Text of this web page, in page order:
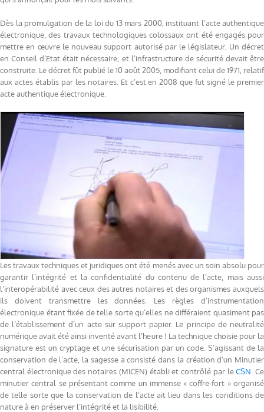
Dès la promulgation de la loi du 13 mars 2000, instituant l’acte authentique
électronique, des travaux technologiques colossaux ont été engagés pour
mettre en œuvre le nouveau support autorisé par le législateur. Un décret
en Conseil d’Etat était nécessaire, et l’infrastructure de sécurité devait être
construite. Le décret fût publié le 10 août 2005, modifiant celui de 1971, relatif
aux actes établis par les notaires. Et c’est en 2008 que fut signé le premier
acte authentique électronique.
Les travaux techniques et juridiques ont été menés avec un soin absolu pour
garantir l’intégrité et la confidentialité du contenu de l’acte, mais aussi
l’interopérabilité avec ceux des autres notaires et des organismes auxquels
ils doivent transmettre les données. Les règles d’instrumentation
électronique étant fixée de telle sorte qu’elles ne différaient quasiment pas
de l’établissement d’un acte sur support papier. Le principe de neutralité
numérique avait été ainsi inventé avant l’heure ! La technique choisie pour la
signature est un cryptage et une sécurisation par un code. S’agissant de la
conservation de l’acte, la sagesse a consisté dans la création d’un Minutier
central électronique des notaires (MICEN) établi et contrôlé par leCSN . Ce
minutier central se présentant comme un immense « coffre-fort » organisé
de telle sorte que la conservation de l’acte ait lieu dans les conditions de
nature à en préserver l’intégrité et la lisibilité.